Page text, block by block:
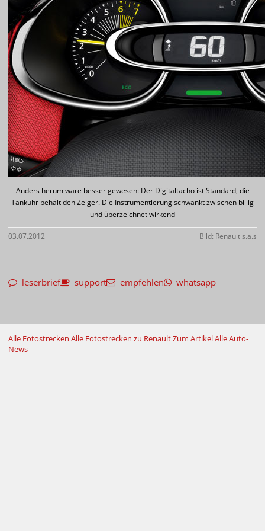
Anders herum wäre besser gewesen: Der Digitaltacho ist Standard, die
Tankuhr behält den Zeiger. Die Instrumentierung schwankt zwischen billig
und überzeichnet wirkend
03.07.2012 Bild: Renault s.a.s
leserbrief support empfehlen whatsapp
Alle Fotostrecken Alle Fotostrecken zu RenaultZum ArtikelAlle Auto-
News